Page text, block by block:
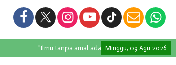
Minggu, 09 Agu 2026
"Ilmu tanpa amal adalah kegilaan, dan amal tanpa ilmu